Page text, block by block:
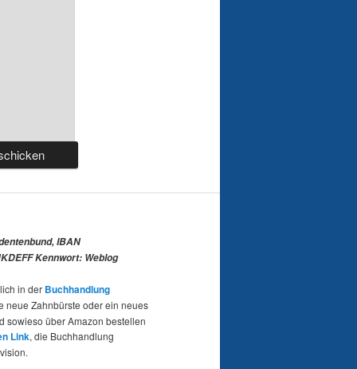
IBAN
Kennwort: Weblog
in der Buchhandlung
neue Zahnbürste oder ein neues
sowieso über Amazon bestellen
Link, die Buchhandlung